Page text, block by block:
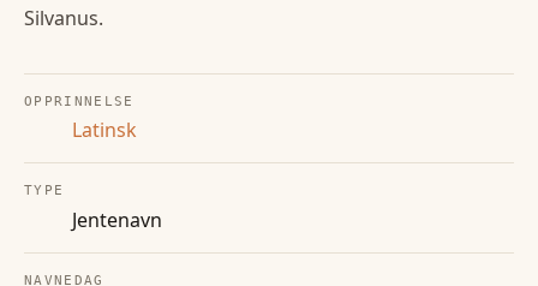
Silvanus.
OPPRINNELSE
Latinsk
TYPE
Jentenavn
NAVNEDAG